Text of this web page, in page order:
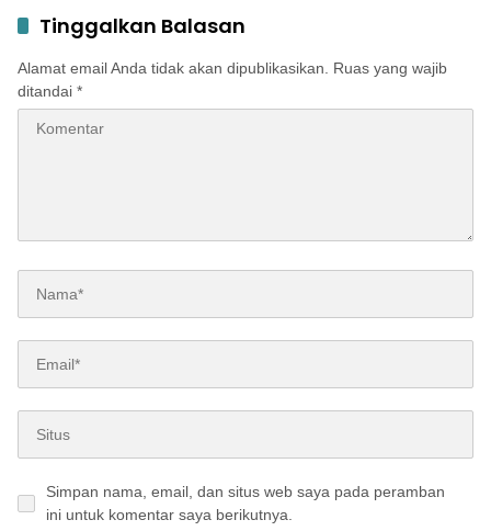
Tinggalkan Balasan
Alamat email Anda tidak akan dipublikasikan.
Ruas yang wajib
ditandai *
Simpan nama, email, dan situs web saya pada peramban
ini untuk komentar saya berikutnya.